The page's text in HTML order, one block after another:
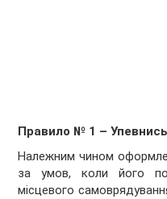
Правило № 1 –
Належним чином
за умов, коли його
місцевого